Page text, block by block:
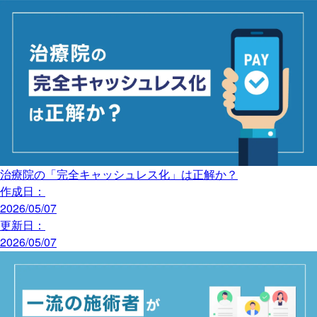
治療院の「完全キャッシュレス化」は正解か？
作成日：
2026/05/07
更新日：
2026/05/07